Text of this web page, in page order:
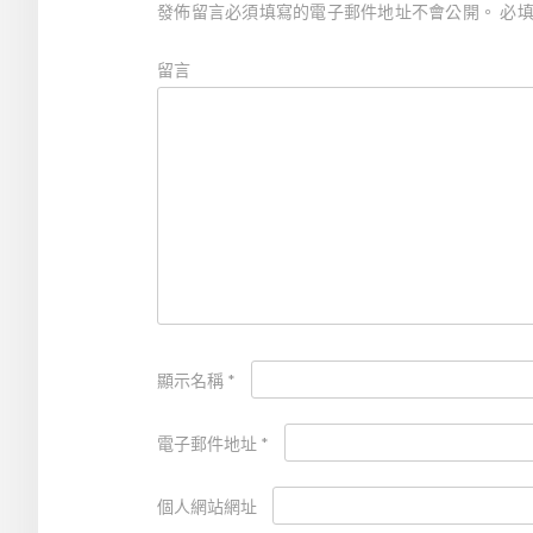
發佈留言必須填寫的電子郵件地址不會公開。 必
留言
顯示名稱 *
電子郵件地址 *
個人網站網址